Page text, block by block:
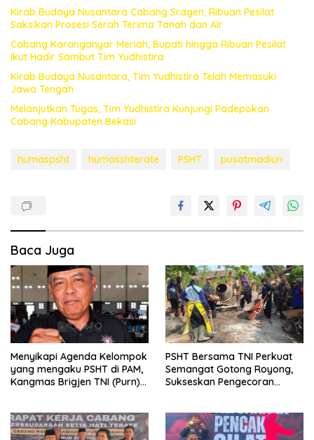
Kirab Budaya Nusantara Cabang Sragen, Ribuan Pesilat
Saksikan Prosesi Serah Terima Tanah dan Air
Cabang Karanganyar Meriah, Bupati hingga Ribuan Pesilat
Ikut Hadir Sambut Tim Yudhistira
Kirab Budaya Nusantara, Tim Yudhistira Telah Memasuki
Jawa Tengah
Melanjutkan Tugas, Tim Yudhistira Kunjungi Padepokan
Cabang Kabupaten Bekasi
humaspsht humasshterate PSHT pusatmadiun
Baca Juga
Menyikapi Agenda Kelompok
yang mengaku PSHT di PAM,
Kangmas Brigjen TNI (Purn)
PSHT Bersama TNI Perkuat
Semangat Gotong Royong,
Sukseskan Pengecoran